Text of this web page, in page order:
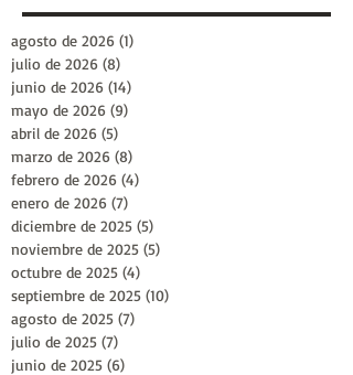
agosto de 2026 (1)
julio de 2026 (8)
junio de 2026 (14)
mayo de 2026 (9)
abril de 2026 (5)
marzo de 2026 (8)
febrero de 2026 (4)
enero de 2026 (7)
diciembre de 2025 (5)
noviembre de 2025 (5)
octubre de 2025 (4)
septiembre de 2025 (10)
agosto de 2025 (7)
julio de 2025 (7)
junio de 2025 (6)